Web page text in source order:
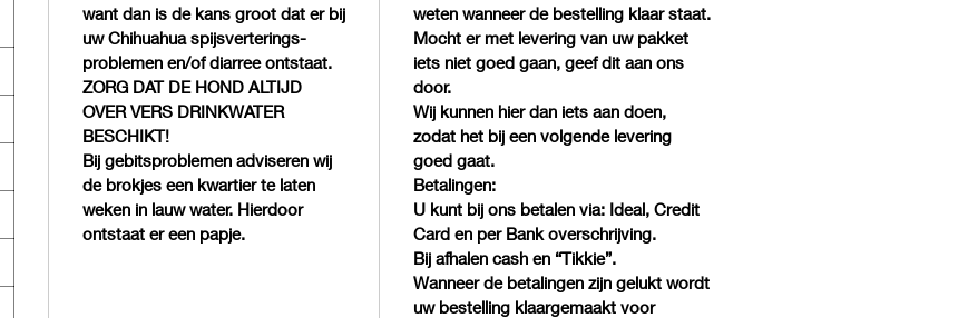
want dan is de kans groot dat er bij
uw Chihuahua spijsverterings-
problemen en/of diarree ontstaat.
ZORG DAT DE HOND ALTIJD
OVER VERS DRINKWATER
BESCHIKT!
Bij gebitsproblemen adviseren wij
de brokjes een kwartier te laten
weken in lauw water. Hierdoor
ontstaat er een papje.
weten wanneer de bestelling klaar staat.
Mocht er met levering van uw pakket
iets niet goed gaan, geef dit aan ons
door.
Wij kunnen hier dan iets aan doen,
zodat het bij een volgende levering
goed gaat.
Betalingen:
U kunt bij ons betalen via: Ideal, Credit
Card en per Bank overschrijving.
Bij afhalen cash en “Tikkie”.
Wanneer de betalingen zijn gelukt wordt
uw bestelling klaargemaakt voor